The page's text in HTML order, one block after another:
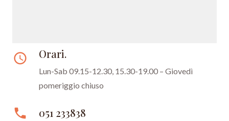
access_time Orari.
Lun-Sab 09.15-12.30, 15.30-19.00 – Giovedì
pomeriggio chiuso
phone 051 233838